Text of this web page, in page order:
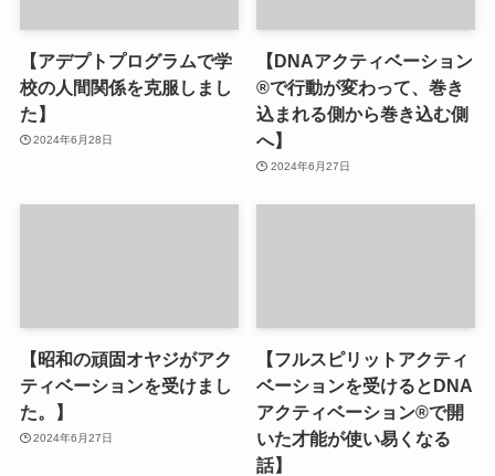
【アデプトプログラムで学
校の人間関係を克服しまし
た】
2024年6月28日
【DNAアクティベーション
®︎で行動が変わって、巻き
込まれる側から巻き込む側
へ】
2024年6月27日
【昭和の頑固オヤジがアク
ティベーションを受けまし
た。】
2024年6月27日
【フルスピリットアクティ
ベーションを受けるとDNA
アクティベーション®︎で開
いた才能が使い易くなる
話】